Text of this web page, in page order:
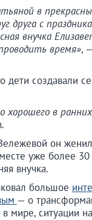
в
друга с
внучка
время»,
дети создавали
хорошего в
он
уже более 30
внучка.
большое
— о
мире, ситуации